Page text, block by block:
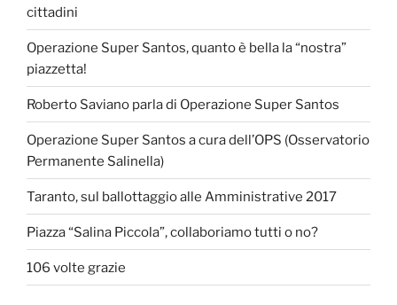
cittadini
Operazione Super Santos, quanto è bella la “nostra”
piazzetta!
Roberto Saviano parla di Operazione Super Santos
Operazione Super Santos a cura dell’OPS (Osservatorio
Permanente Salinella)
Taranto, sul ballottaggio alle Amministrative 2017
Piazza “Salina Piccola”, collaboriamo tutti o no?
106 volte grazie